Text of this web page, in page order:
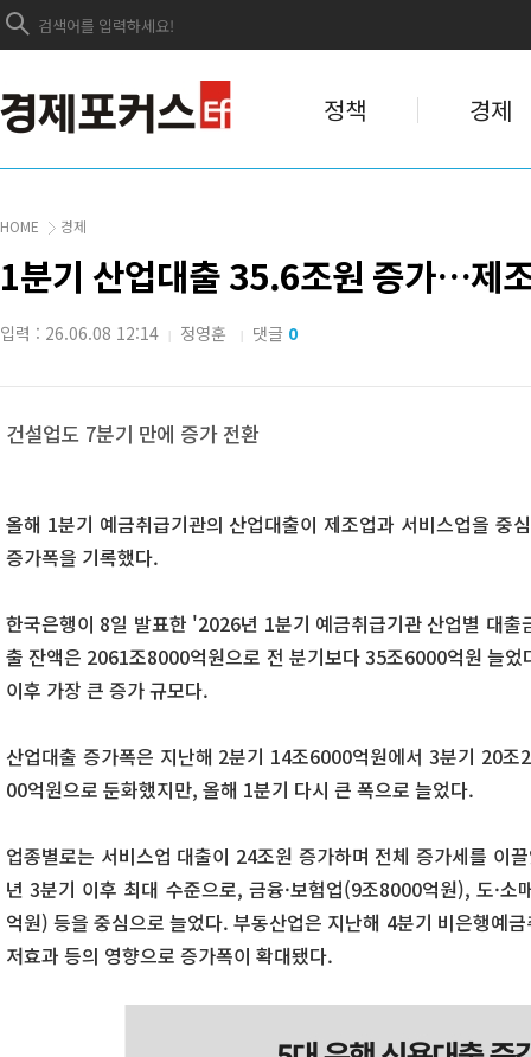
정책 경제
HOME 경제
1분기 산업대출 35.6조원 증가…제
입력 : 26.06.08 12:14 | 정영훈 | 댓글 0
건설업도 7분기 만에 증가 전환
올해 1분기 예금취급기관의 산업대출이 제조업과 서비스업을 중
증가폭을 기록했다.
한국은행이 8일 발표한 '2026년 1분기 예금취급기관 산업별 대
출 잔액은 2061조8000억원으로 전 분기보다 35조6000억원 늘
이후 가장 큰 증가 규모다.
산업대출 증가폭은 지난해 2분기 14조6000억원에서 3분기 20
00억원으로 둔화했지만, 올해 1분기 다시 큰 폭으로 늘었다.
업종별로는 서비스업 대출이 24조원 증가하며 전체 증가세를 이
년 3분기 이후 최대 수준으로, 금융·보험업(9조8000억원), 도·
억원) 등을 중심으로 늘었다. 부동산업은 지난해 4분기 비은행예
저효과 등의 영향으로 증가폭이 확대됐다.